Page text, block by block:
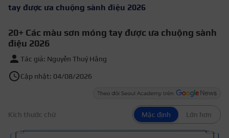
tay được ưa chuộng sành điệu 2026
20+ Các màu sơn móng tay được ưa chuộng sành
điệu 2026
Tác giả: Nguyễn Thuý Hằng
Cập nhật: 04/08/2026
Kích thước chữ Mặc định Lớn hơn